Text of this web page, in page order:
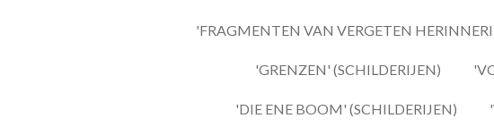
'FRAGMENTEN VAN VERGETEN
'GRENZEN' (SCHILDERIJEN)
'DIE ENE BOOM' (SCHILDERIJEN)